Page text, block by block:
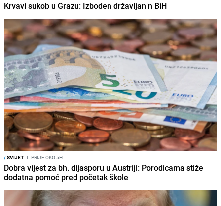
Krvavi sukob u Grazu: Izboden državljanin BiH
/SVIJET I PRIJE OKO 5H
Dobra vijest za bh. dijasporu u Austriji: Porodicama stiže
dodatna pomoć pred početak škole